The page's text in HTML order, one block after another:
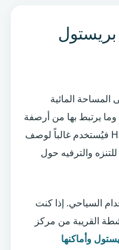
بريستول
المساحة المائية
وما يرتبط بها من أرصفة
وأحواض وجسور. أما Harbourside فيُستخدم غالباً لوصف
والترفيه حول
السياحي. إذا كنت
القريبة من مركز
وأماكنها